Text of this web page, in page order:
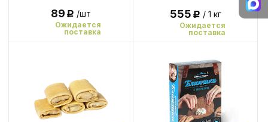
89Р /шт
Ожидается
поставка
555Р / 1 кг
Ожидается
поставка